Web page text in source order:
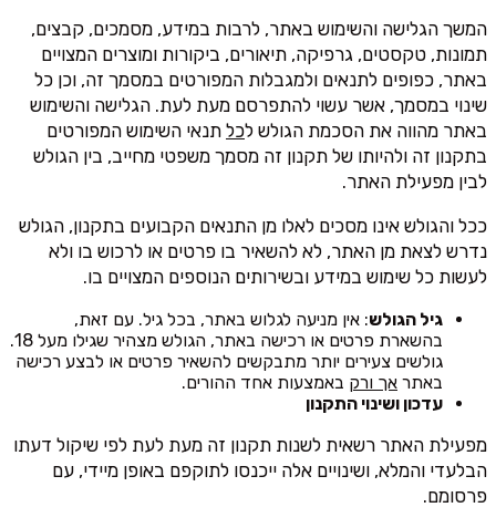
המשך הגלישה והשימוש באתר, לרבות במידע, מסמכים, קבצים,
תמונות, טקסטים, גרפיקה, תיאורים, ביקורות ומוצרים המצויים
באתר, כפופים לתנאים ולמגבלות המפורטים במסמך זה, וכן כל
שינוי במסמך, אשר עשוי להתפרסם מעת לעת. הגלישה והשימוש
באתר מהווה את הסכמת הגולש לכל תנאי השימוש המפורטים
בתקנון זה ולהיותו של תקנון זה מסמך משפטי מחייב, בין הגולש
לבין מפעילת האתר.
ככל והגולש אינו מסכים לאלו מן התנאים הקבועים בתקנון, הגולש
נדרש לצאת מן האתר, לא להשאיר בו פרטים או לרכוש בו ולא
לעשות כל שימוש במידע ובשירותים הנוספים המצויים בו.
גיל הגולש: אין מניעה לגלוש באתר, בכל גיל. עם זאת,
בהשארת פרטים או רכישה באתר, הגולש מצהיר שגילו מעל 18.
גולשים צעירים יותר מתבקשים להשאיר פרטים או לבצע רכישה
באתר אך ורק באמצעות אחד ההורים.
עדכון ושינוי התקנון
מפעילת האתר רשאית לשנות תקנון זה מעת לעת לפי שיקול דעתו
הבלעדי והמלא, ושינויים אלה ייכנסו לתוקפם באופן מיידי, עם
פרסומם.